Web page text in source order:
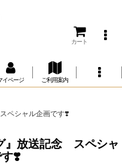
カート
イページ ご利用案内
ペシャル企画です❣️
』放送記念 スペシャ
❣️